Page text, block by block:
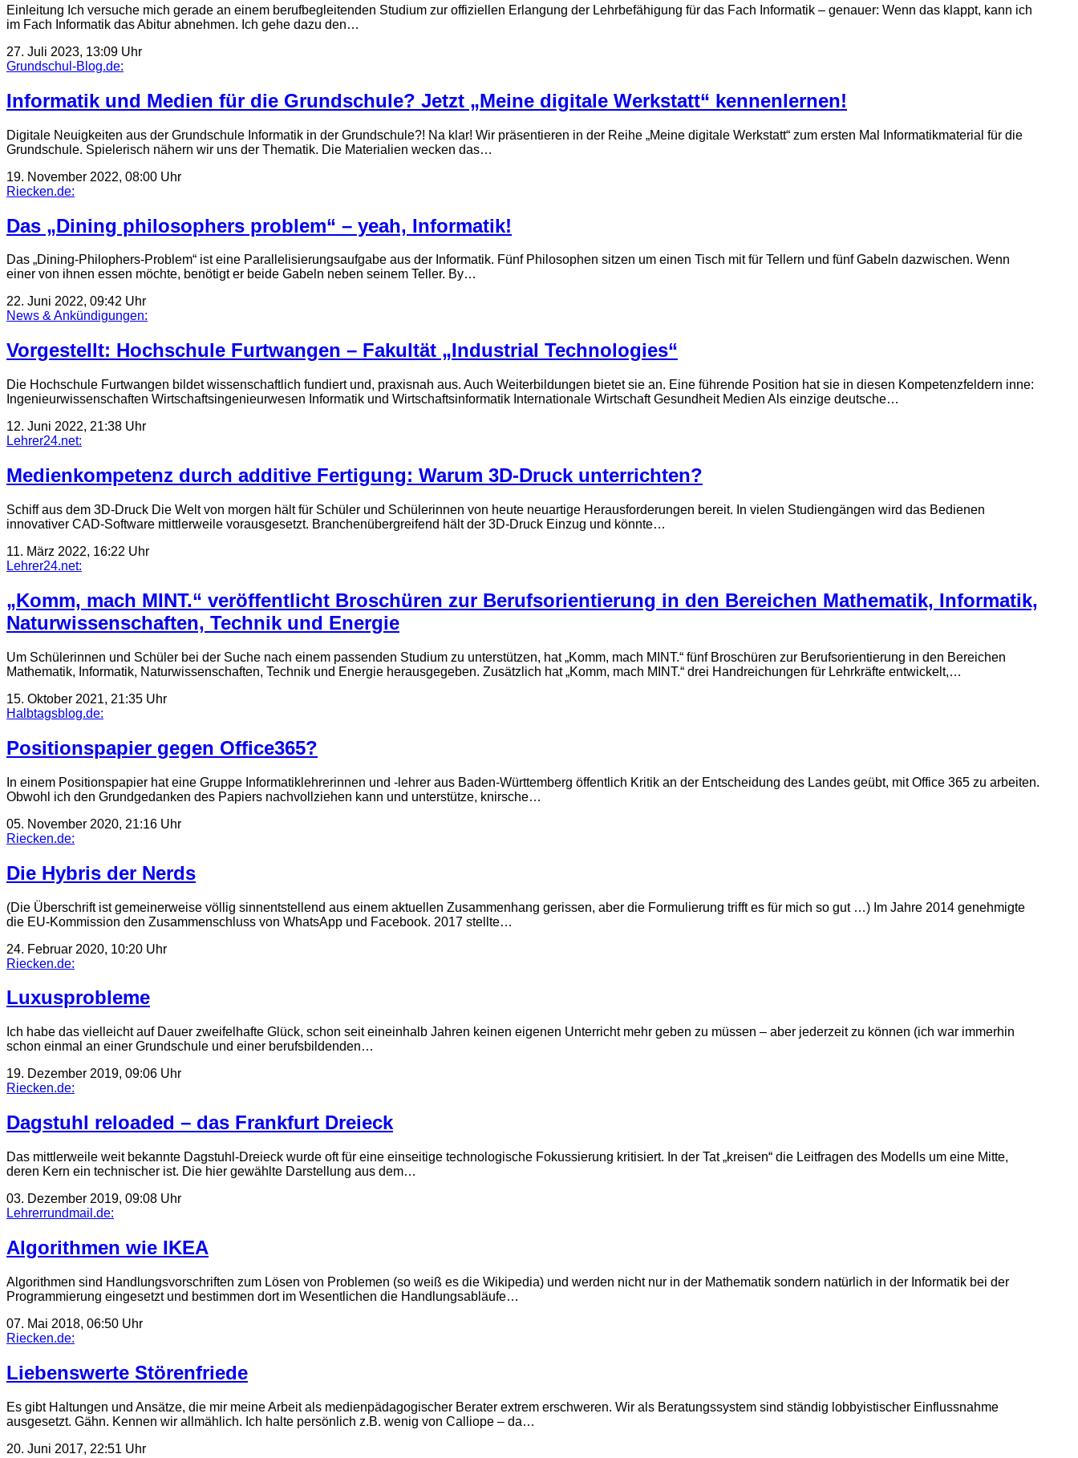
Einleitung Ich versuche mich gerade an einem berufbegleitenden Studium zur offiziellen Erlangung der Lehrbefähigung für das Fach Informatik – genauer: Wenn das klappt, kann ich
im Fach Informatik das Abitur abnehmen. Ich gehe dazu den…
27. Juli 2023, 13:09 Uhr
Grundschul-Blog.de:
Informatik und Medien für die Grundschule? Jetzt „Meine digitale Werkstatt“ kennenlernen!
Digitale Neuigkeiten aus der Grundschule Informatik in der Grundschule?! Na klar! Wir präsentieren in der Reihe „Meine digitale Werkstatt“ zum ersten Mal Informatikmaterial für die
Grundschule. Spielerisch nähern wir uns der Thematik. Die Materialien wecken das…
19. November 2022, 08:00 Uhr
Riecken.de:
Das „Dining philosophers problem“ – yeah, Informatik!
Das „Dining-Philophers-Problem“ ist eine Parallelisierungsaufgabe aus der Informatik. Fünf Philosophen sitzen um einen Tisch mit für Tellern und fünf Gabeln dazwischen. Wenn
einer von ihnen essen möchte, benötigt er beide Gabeln neben seinem Teller. By…
22. Juni 2022, 09:42 Uhr
News & Ankündigungen:
Vorgestellt: Hochschule Furtwangen – Fakultät „Industrial Technologies“
Die Hochschule Furtwangen bildet wissenschaftlich fundiert und, praxisnah aus. Auch Weiterbildungen bietet sie an. Eine führende Position hat sie in diesen Kompetenzfeldern inne:
Ingenieurwissenschaften Wirtschaftsingenieurwesen Informatik und Wirtschaftsinformatik Internationale Wirtschaft Gesundheit Medien Als einzige deutsche…
12. Juni 2022, 21:38 Uhr
Lehrer24.net:
Medienkompetenz durch additive Fertigung: Warum 3D-Druck unterrichten?
Schiff aus dem 3D-Druck Die Welt von morgen hält für Schüler und Schülerinnen von heute neuartige Herausforderungen bereit. In vielen Studiengängen wird das Bedienen
innovativer CAD-Software mittlerweile vorausgesetzt. Branchenübergreifend hält der 3D-Druck Einzug und könnte…
11. März 2022, 16:22 Uhr
Lehrer24.net:
„Komm, mach MINT.“ veröffentlicht Broschüren zur Berufsorientierung in den Bereichen Mathematik, Informatik,
Naturwissenschaften, Technik und Energie
Um Schülerinnen und Schüler bei der Suche nach einem passenden Studium zu unterstützen, hat „Komm, mach MINT.“ fünf Broschüren zur Berufsorientierung in den Bereichen
Mathematik, Informatik, Naturwissenschaften, Technik und Energie herausgegeben. Zusätzlich hat „Komm, mach MINT.“ drei Handreichungen für Lehrkräfte entwickelt,…
15. Oktober 2021, 21:35 Uhr
Halbtagsblog.de:
Positionspapier gegen Office365?
In einem Positionspapier hat eine Gruppe Informatiklehrerinnen und -lehrer aus Baden-Württemberg öffentlich Kritik an der Entscheidung des Landes geübt, mit Office 365 zu arbeiten.
Obwohl ich den Grundgedanken des Papiers nachvollziehen kann und unterstütze, knirsche…
05. November 2020, 21:16 Uhr
Riecken.de:
Die Hybris der Nerds
(Die Überschrift ist gemeinerweise völlig sinnentstellend aus einem aktuellen Zusammenhang gerissen, aber die Formulierung trifft es für mich so gut …) Im Jahre 2014 genehmigte
die EU-Kommission den Zusammenschluss von WhatsApp und Facebook. 2017 stellte…
24. Februar 2020, 10:20 Uhr
Riecken.de:
Luxusprobleme
Ich habe das vielleicht auf Dauer zweifelhafte Glück, schon seit eineinhalb Jahren keinen eigenen Unterricht mehr geben zu müssen – aber jederzeit zu können (ich war immerhin
schon einmal an einer Grundschule und einer berufsbildenden…
19. Dezember 2019, 09:06 Uhr
Riecken.de:
Dagstuhl reloaded – das Frankfurt Dreieck
Das mittlerweile weit bekannte Dagstuhl-Dreieck wurde oft für eine einseitige technologische Fokussierung kritisiert. In der Tat „kreisen“ die Leitfragen des Modells um eine Mitte,
deren Kern ein technischer ist. Die hier gewählte Darstellung aus dem…
03. Dezember 2019, 09:08 Uhr
Lehrerrundmail.de:
Algorithmen wie IKEA
Algorithmen sind Handlungsvorschriften zum Lösen von Problemen (so weiß es die Wikipedia) und werden nicht nur in der Mathematik sondern natürlich in der Informatik bei der
Programmierung eingesetzt und bestimmen dort im Wesentlichen die Handlungsabläufe…
07. Mai 2018, 06:50 Uhr
Riecken.de:
Liebenswerte Störenfriede
Es gibt Haltungen und Ansätze, die mir meine Arbeit als medienpädagogischer Berater extrem erschweren. Wir als Beratungssystem sind ständig lobbyistischer Einflussnahme
ausgesetzt. Gähn. Kennen wir allmählich. Ich halte persönlich z.B. wenig von Calliope – da…
20. Juni 2017, 22:51 Uhr